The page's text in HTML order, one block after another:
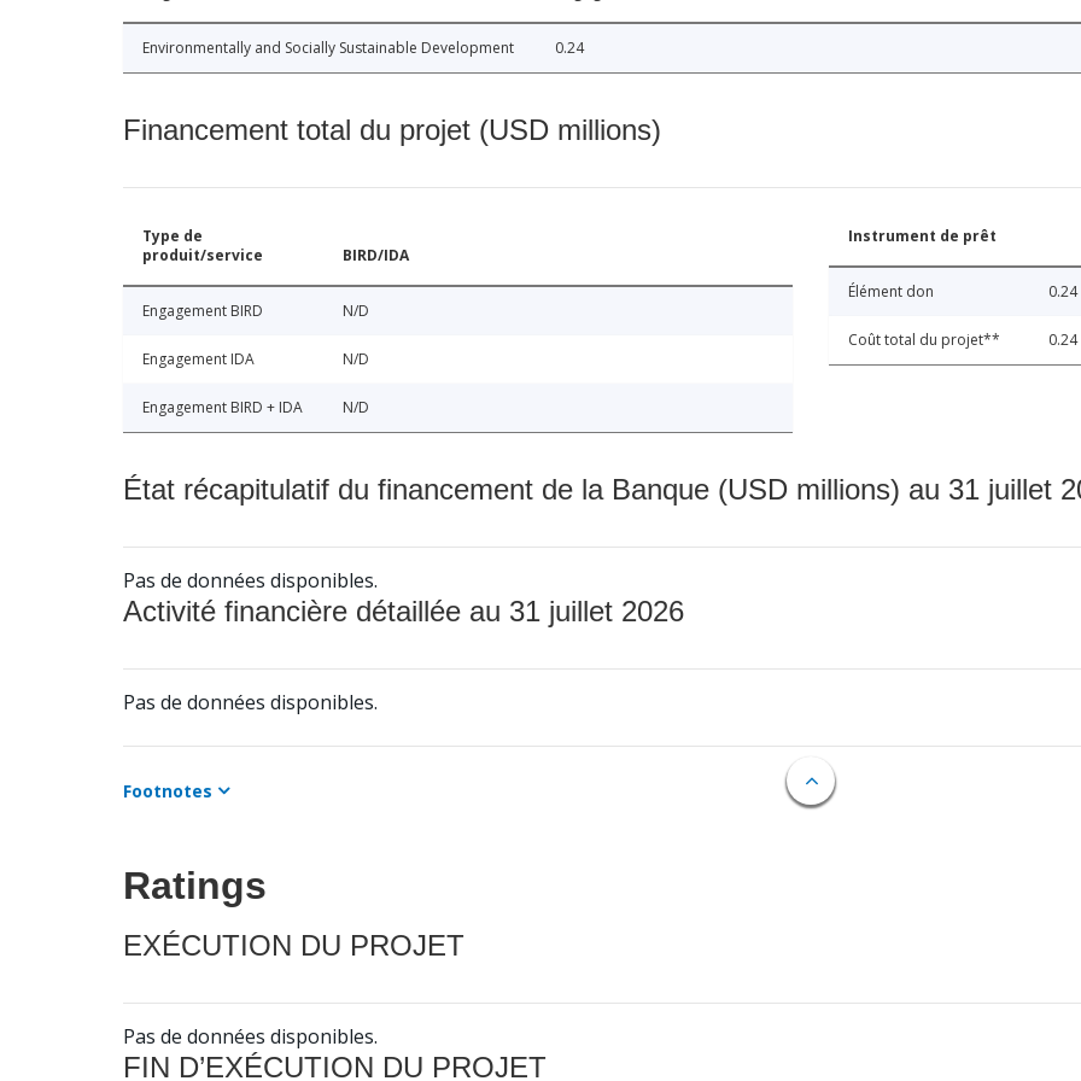
Environmentally and Socially Sustainable Development 0.24
Financement total du projet (USD millions)
Type de
produit/service
BIRD/IDA
Engagement BIRD N/D
Engagement IDA N/D
Engagement BIRD + IDA N/D
Instrument de prêt
Élément don 0.24
Coût total du projet** 0.24
État récapitulatif du financement de la Banque (USD millions) au 31 juillet
Pas de données disponibles.
Activité financière détaillée au 31 juillet 2026
Pas de données disponibles.
Footnotes
Ratings
EXÉCUTION DU PROJET
Pas de données disponibles.
FIN D’EXÉCUTION DU PROJET